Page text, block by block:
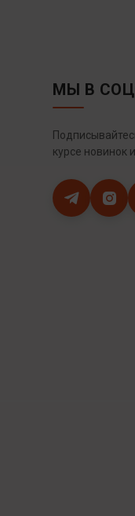
МЫ В
курсе новинок